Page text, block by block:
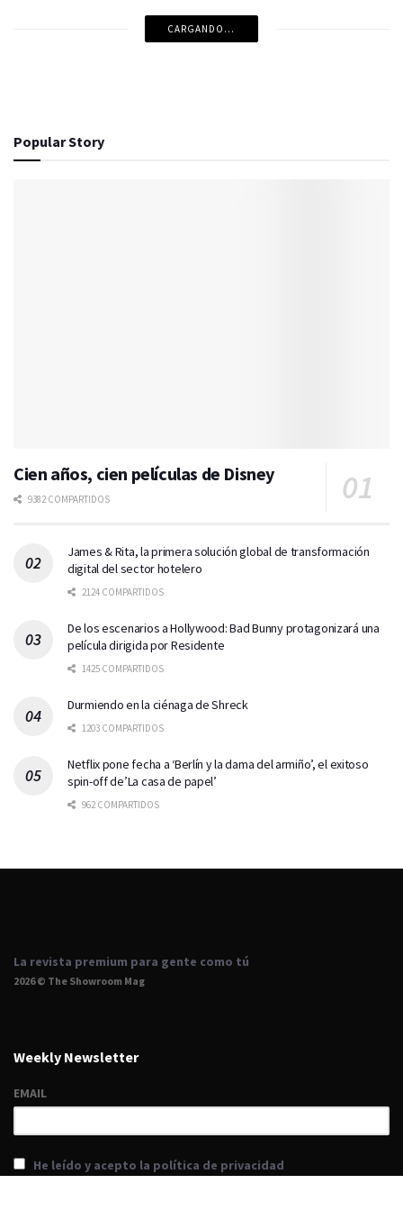
CARGANDO...
Popular Story
Cien años, cien películas de Disney
9382 COMPARTIDOS
James & Rita, la primera solución global de transformación
digital del sector hotelero
2124 COMPARTIDOS
De los escenarios a Hollywood: Bad Bunny protagonizará una
película dirigida por Residente
1425 COMPARTIDOS
Durmiendo en la ciénaga de Shreck
1203 COMPARTIDOS
Netflix pone fecha a ‘Berlín y la dama del armiño’, el exitoso
spin-off de’La casa de papel’
962 COMPARTIDOS
La revista premium para gente como tú
2026 © The Showroom Mag
Weekly Newsletter
EMAIL
He leído y acepto la política de privacidad